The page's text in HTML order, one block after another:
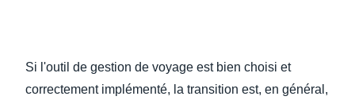
Si l'outil de gestion de voyage est bien choisi et
correctement implémenté, la transition est, en général,